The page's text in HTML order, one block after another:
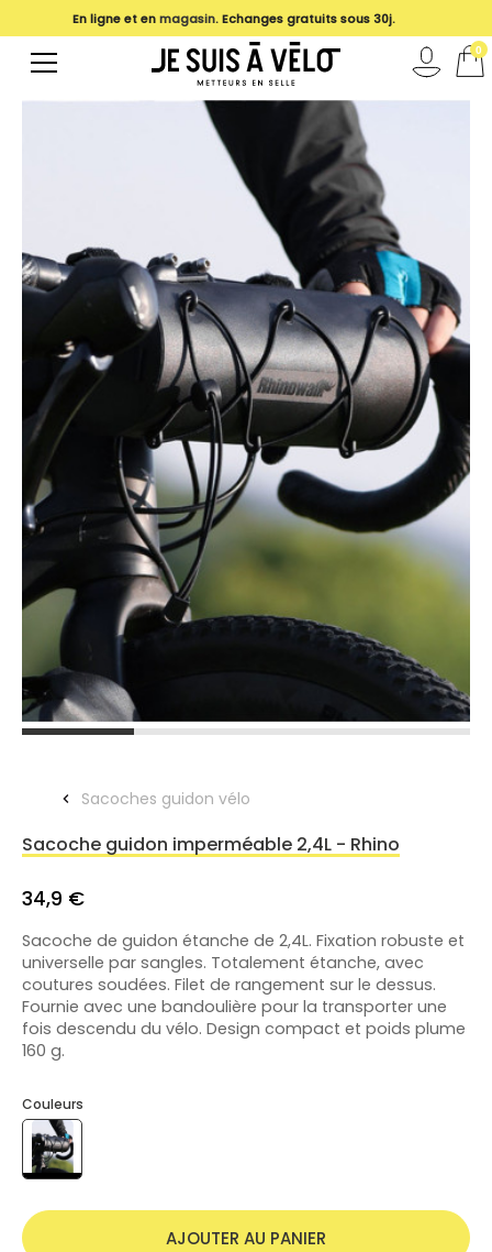
Sacoches guidon vélo
Sacoche guidon imperméable 2,4L - Rhino
34,9 €
Sacoche de guidon étanche de 2,4L. Fixation robuste et
universelle par sangles. Totalement étanche, avec
coutures soudées. Filet de rangement sur le dessus.
Fournie avec une bandoulière pour la transporter une
fois descendu du vélo. Design compact et poids plume
160 g.
Couleurs
AJOUTER AU PANIER
En ligne et enmagasin. Echanges gratuits sous 30j.
0